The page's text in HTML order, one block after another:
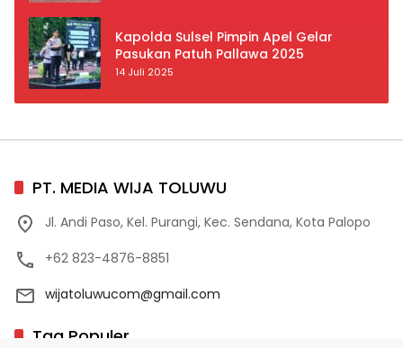
Kapolda Sulsel Pimpin Apel Gelar
Pasukan Patuh Pallawa 2025
14 Juli 2025
PT. MEDIA WIJA TOLUWU
Jl. Andi Paso, Kel. Purangi, Kec. Sendana, Kota Palopo
+62 823-4876-8851
wijatoluwucom@gmail.com
Tag Populer